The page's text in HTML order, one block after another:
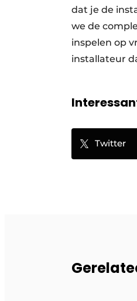
dat je de
we de
inspelen op
installateur
Twitter